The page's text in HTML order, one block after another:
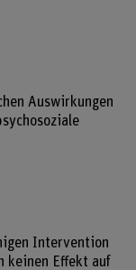
Auswirkungen
Intervention
keinen Effekt auf